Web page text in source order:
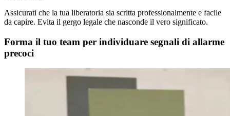
Assicurati che la tua liberatoria sia scritta professionalmente e facile
da capire. Evita il gergo legale che nasconde il vero significato.
Forma il tuo team per individuare segnali di allarme
precoci